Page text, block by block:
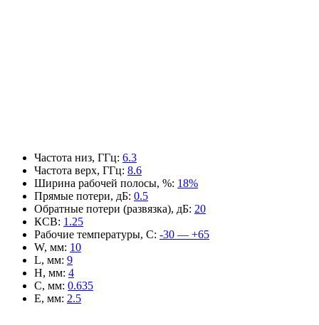
Частота низ, ГГц: 6.3
Частота верх, ГГц: 8.6
Ширина рабочей полосы, %: 18%
Прямые потери, дБ: 0.5
Обратные потери (развязка), дБ: 20
КСВ: 1.25
Рабочие температуры, С: -30 — +65
W, мм: 10
L, мм: 9
H, мм: 4
C, мм: 0.635
E, мм: 2.5